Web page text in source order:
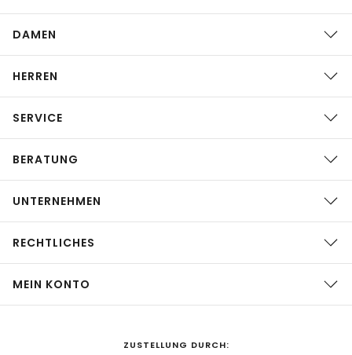
DAMEN
HERREN
SERVICE
BERATUNG
UNTERNEHMEN
RECHTLICHES
MEIN KONTO
ZUSTELLUNG DURCH: